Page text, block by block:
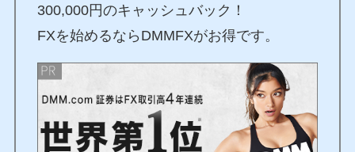
300,000円のキャッシュバック！
FXを始めるならDMMFXがお得です。